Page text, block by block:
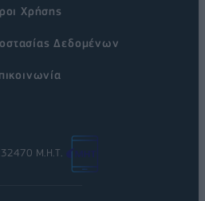
Χρήσης
Δεδομένων
Μ.Η.Τ.